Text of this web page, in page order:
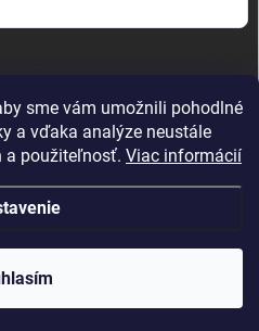
sme vám umožnili pohodlné
a vďaka analýze neustále
a použiteľnosť. Viac informácií
s.r.o. . Všetky práva vyhradené.